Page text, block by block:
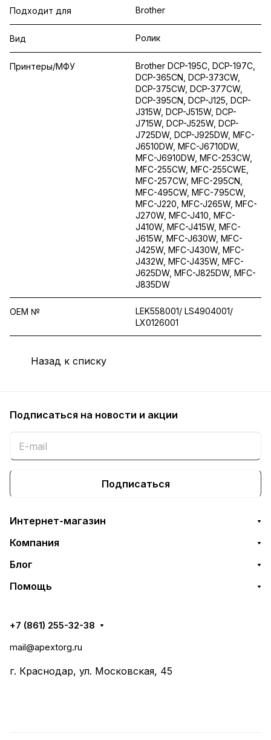
Подходит для Brother
Вид Ролик
Принтеры/МФУ
Brother DCP-195C, DCP-197C,
DCP-365CN, DCP-373CW,
DCP-375CW, DCP-377CW,
DCP-395CN, DCP-J125, DCP-
J315W, DCP-J515W, DCP-
J715W, DCP-J525W, DCP-
J725DW, DCP-J925DW, MFC-
J6510DW, MFC-J6710DW,
MFC-J6910DW, MFC-253CW,
MFC-255CW, MFC-255CWE,
MFC-257CW, MFC-295CN,
MFC-495CW, MFC-795CW,
MFC-J220, MFC-J265W, MFC-
J270W, MFC-J410, MFC-
J410W, MFC-J415W, MFC-
J615W, MFC-J630W, MFC-
J425W, MFC-J430W, MFC-
J432W, MFC-J435W, MFC-
J625DW, MFC-J825DW, MFC-
J835DW
OEM №
LEK558001/ LS4904001/
LX0126001
Назад к списку
Подписаться на новости и акции
Подписаться
Интернет-магазин
Компания
Блог
Помощь
+7 (861) 255-32-38
mail@apextorg.ru
г. Краснодар, ул. Московская, 45